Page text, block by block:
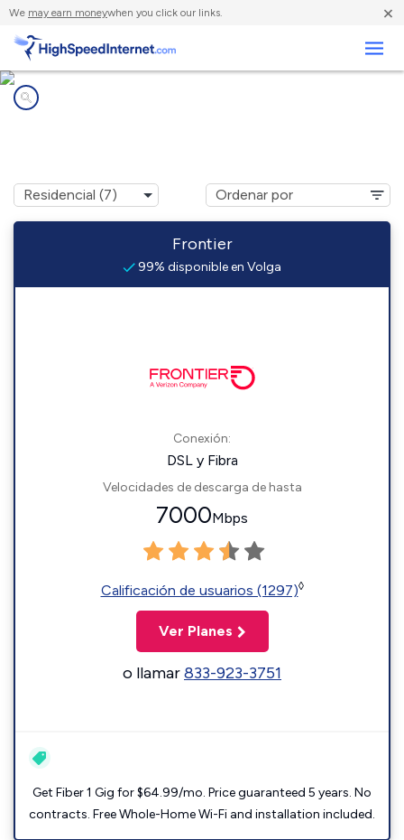
We may earn moneywhen you click our links. ×
Frontier
99% disponible en Volga
Conexión:
DSL y Fibra
Velocidades de descarga de hasta
7000Mbps
Calificación de usuarios (1297)◊
Ver Planes
o llamar833-923-3751
Get Fiber 1 Gig for $64.99/mo. Price guaranteed 5 years. No
contracts. Free Whole-Home Wi-Fi and installation included.